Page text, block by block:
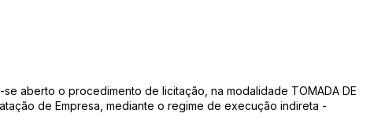
aberto o procedimento de licitação, na modalidade TOMADA DE
de Empresa, mediante o regime de execução indireta -